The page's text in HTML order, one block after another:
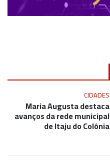
CIDADES
Maria Augusta destaca
avanços da rede municipal
de Itaju do Colônia